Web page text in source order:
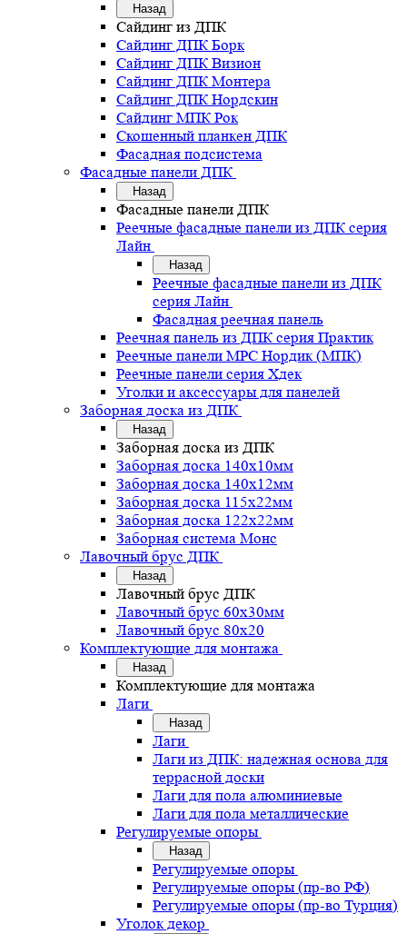
Назад
Сайдинг из ДПК
Сайдинг ДПК Борк
Сайдинг ДПК Визион
Сайдинг ДПК Монтера
Сайдинг ДПК Нордскин
Сайдинг МПК Рок
Скошенный планкен ДПК
Фасадная подсистема
Фасадные панели ДПК
Назад
Фасадные панели ДПК
Реечные фасадные панели из ДПК серия
Лайн
Назад
Реечные фасадные панели из ДПК
серия Лайн
Фасадная реечная панель
Реечная панель из ДПК серия Практик
Реечные панели MPC Нордик (МПК)
Реечные панели серия Хдек
Уголки и аксессуары для панелей
Заборная доска из ДПК
Назад
Заборная доска из ДПК
Заборная доска 140х10мм
Заборная доска 140х12мм
Заборная доска 115х22мм
Заборная доска 122х22мм
Заборная система Монс
Лавочный брус ДПК
Назад
Лавочный брус ДПК
Лавочный брус 60х30мм
Лавочный брус 80х20
Комплектующие для монтажа
Назад
Комплектующие для монтажа
Лаги
Назад
Лаги
Лаги из ДПК: надежная основа для
террасной доски
Лаги для пола алюминиевые
Лаги для пола металлические
Регулируемые опоры
Назад
Регулируемые опоры
Регулируемые опоры (пр-во РФ)
Регулируемые опоры (пр-во Турция)
Уголок декор